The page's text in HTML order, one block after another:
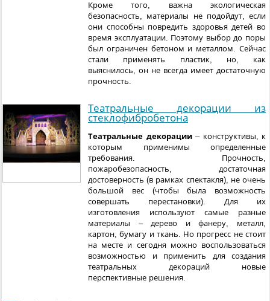
Кроме того, важна экологическая
безопасность, материалы не подойдут, если
они способны повредить здоровья детей во
время эксплуатации. Поэтому выбор до поры
был ограничен бетоном и металлом. Сейчас
стали применять пластик, но, как
выяснилось, он не всегда имеет достаточную
прочность.
Театральные декорации из
стеклофибробетона
Театральные декорации– конструктивы, к
которым применимы определенные
требования. Прочность,
пожаробезопасность, достаточная
достоверность (в рамках спектакля), не очень
большой вес (чтобы была возможность
совершать перестановки). Для их
изготовления используют самые разные
материалы – дерево и фанеру, металл,
картон, бумагу и ткань. Но прогресс не стоит
на месте и сегодня можно воспользоваться
возможностью и применить для создания
театральных декораций новые
перспективные решения.